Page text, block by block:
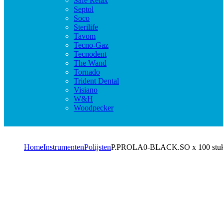
Septol
Soco
Sterilife
Tavom
Tecno-Gaz
Tecnodent
The Wand
Tornado
Trident Dental
Visiano
W&H
Woodpecker
HomeInstrumentenPolijstenP.PROLA0-BLACK.SO x 100